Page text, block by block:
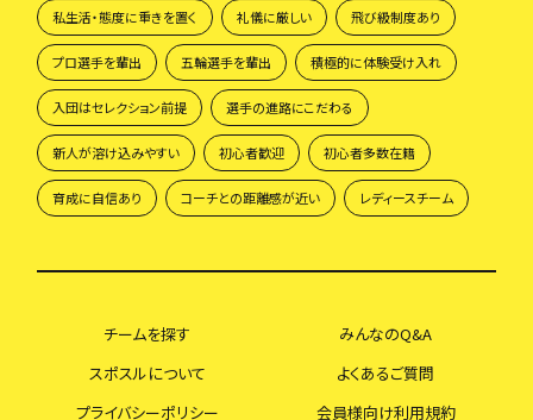
私生活・態度に重きを置く 礼儀に厳しい 飛び級制度あり
プロ選手を輩出 五輪選手を輩出 積極的に体験受け入れ
入団はセレクション前提 選手の進路にこだわる
新人が溶け込みやすい 初心者歓迎 初心者多数在籍
育成に自信あり コーチとの距離感が近い レディースチーム
チームを探す
みんなのQ&A
スポスルについて
よくあるご質問
プライバシーポリシー
会員様向け利用規約